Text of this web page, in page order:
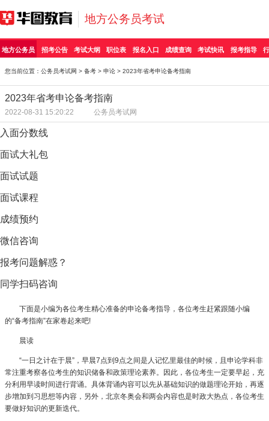
地方公务员考试
地方公务员 招考公告 考试大纲 职位表 报名入口 成绩查询 考试快讯 报考指导
您当前位置： 公务员考试网 > 备考 > 申论 > 2023年省考申论备考指南
2023年省考申论备考指南
2022-08-31 15:20:22 公务员考试网
入面分数线
面试大礼包
面试试题
面试课程
成绩预约
微信咨询
报考问题解惑？
同学扫码咨询
下面是小编为各位考生精心准备的申论备考指导，各位考生赶紧跟随小编
的“备考指南”在家卷起来吧!
晨读
“一日之计在于晨”，早晨7点到9点之间是人记忆里最佳的时候，且申论学科非
常注重考察各位考生的知识储备和政策理论素养。因此，各位考生一定要早起，充
分利用早读时间进行背诵。具体背诵内容可以先从基础知识的做题理论开始，再逐
步增加到习思想等内容，另外，北京冬奥会和两会内容也是时政大热点，各位考生
要做好知识的更新迭代。